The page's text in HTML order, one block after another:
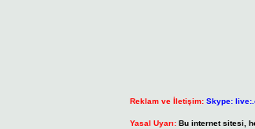
Reklam ve İletişim: Skype:
Yasal Uyarı: Bu internet sitesi,